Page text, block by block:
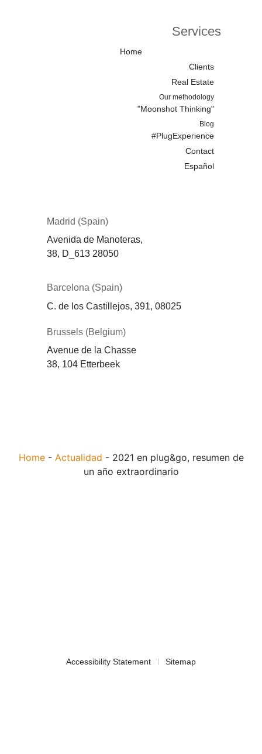
Madrid (Spain)
Avenida de Manoteras,
38, D_613 28050
Barcelona (Spain)
C. de los Castillejos, 391, 08025
Brussels (Belgium)
Avenue de la Chasse
38, 104 Etterbeek
Services
Home
Clients
Real Estate
Our methodology
"Moonshot Thinking"
Blog
#PlugExperience
Contact
Español
Home- Actualidad - 2021 en plug&go, resumen de
un año extraordinario
Accessibility Statement Sitemap